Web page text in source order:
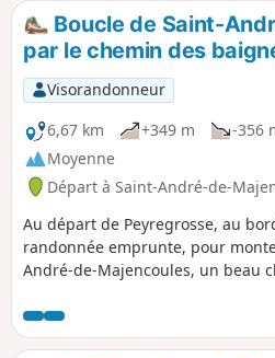
Boucle de Saint-
par le chemin des
Visorandonneur
6,67 km
+349 m -356
Moyenne
Départ à Saint-André-de-
Au départ de Peyregrosse, au
randonnée emprunte, pour
André-de-Majencoules, un beau
fleuve. Elle se poursuit par une
le village et ses alentours.